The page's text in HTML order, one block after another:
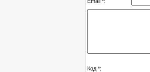
Код *: